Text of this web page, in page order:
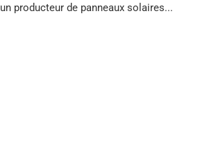
un producteur de panneaux solaires...